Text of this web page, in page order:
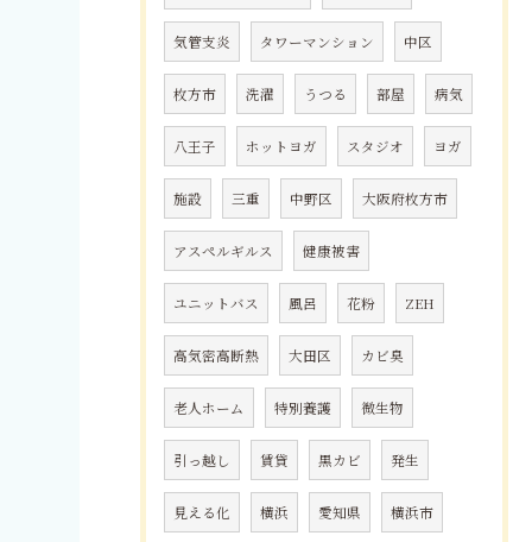
気管支炎 タワーマンション 中区
枚方市 洗濯 うつる 部屋 病気
八王子 ホットヨガ スタジオ ヨガ
施設 三重 中野区 大阪府枚方市
アスペルギルス 健康被害
ユニットバス 風呂 花粉 ZEH
高気密高断熱 大田区 カビ臭
老人ホーム 特別養護 微生物
引っ越し 賃貸 黒カビ 発生
見える化 横浜 愛知県 横浜市